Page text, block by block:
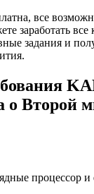
все
заработать все
задания и
о Второй
процессор